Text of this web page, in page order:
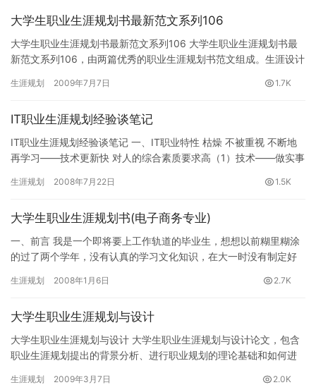
大学生职业生涯规划书最新范文系列106
大学生职业生涯规划书最新范文系列106 大学生职业生涯规划书最
新范文系列106，由两篇优秀的职业生涯规划书范文组成。生涯设计
生涯规划 2009年7月7日 1.7K
IT职业生涯规划经验谈笔记
IT职业生涯规划经验谈笔记 一、IT职业特性 枯燥 不被重视 不断地
再学习——技术更新快 对人的综合素质要求高（1）技术——做实事
生涯规划 2008年7月22日 1.5K
大学生职业生涯规划书(电子商务专业)
一、前言 我是一个即将要上工作轨道的毕业生，想想以前糊里糊涂
的过了两个学年，没有认真的学习文化知识，在大一时没有制定好
体会…
生涯规划 2008年1月6日 2.7K
大学生职业生涯规划与设计
大学生职业生涯规划与设计 大学生职业生涯规划与设计论文，包含
职业生涯规划提出的背景分析、进行职业规划的理论基础和如何进
生涯规划 2009年3月7日 2.0K